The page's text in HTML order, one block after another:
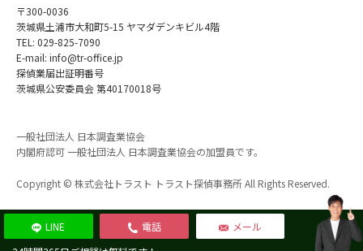
〒300-0036
茨城県土浦市大和町5-15 ヤマダデンキビル4階
TEL: 029-825-7090
E-mail: info@tr-office.jp
探偵業届出証明番号
茨城県公安委員会 第40170018号
一般社団法人 日本調査業協会
内閣府認可 一般社団法人 日本調査業協会の加盟員です。
Copyright © 株式会社トラスト トラスト探偵事務所 All Rights Reserved.
LINE 電話
メール